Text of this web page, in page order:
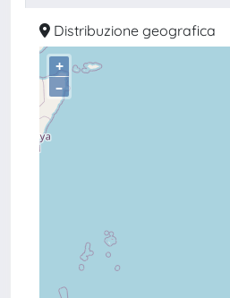
Distribuzione geografica
+
–